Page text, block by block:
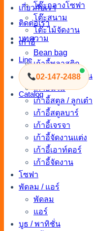
เกี่ยวกับเรา
ติดต่อเรา
บทความ
Line
02-147-2488
Catalog
โต๊ะกลางโซฟา
โต๊ะสนาม
โต๊ะไม้จัดงาน
เก้าอี้
Bean bag
เก้าอี้พลาสติก
เก้าอี้นวมโมเดิร์น
เก้าอี้นวม
เก้าอี้สตูล / ลูกเต๋า
เก้าอี้สตูลบาร์
เก้าอี้เจรจา
เก้าอี้จัดงานแต่ง
เก้าอี้เอาท์ดอร์
เก้าอี้จัดงาน
โซฟา
พัดลม / แอร์
พัดลม
แอร์
บูธ / พาทิชั่น